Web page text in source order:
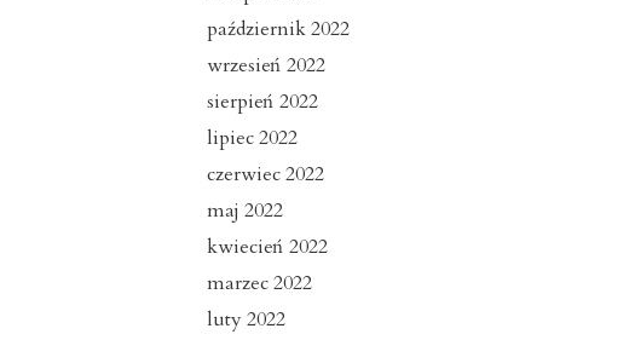
październik 2022
wrzesień 2022
sierpień 2022
lipiec 2022
czerwiec 2022
maj 2022
kwiecień 2022
marzec 2022
luty 2022